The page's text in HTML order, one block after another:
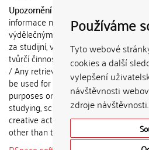
Používáme
Tyto webové
cookies a další
vylepšení
návštěvnosti
zdroje návštěvnosti.
Upozornění / Notice:
informace nemohou být použity k
výdělečným účelům nebo vydávány
za studijní, vědeckou nebo jinou
tvůrčí činnost jiné osoby než autora.
/ Any retrieved information shall not
be used for any commercial
purposes or claimed as results of
studying, scientific or any other
creative activities of any person
other than the author.